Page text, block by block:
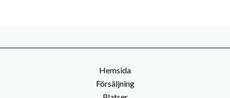
Hemsida
Försäljning